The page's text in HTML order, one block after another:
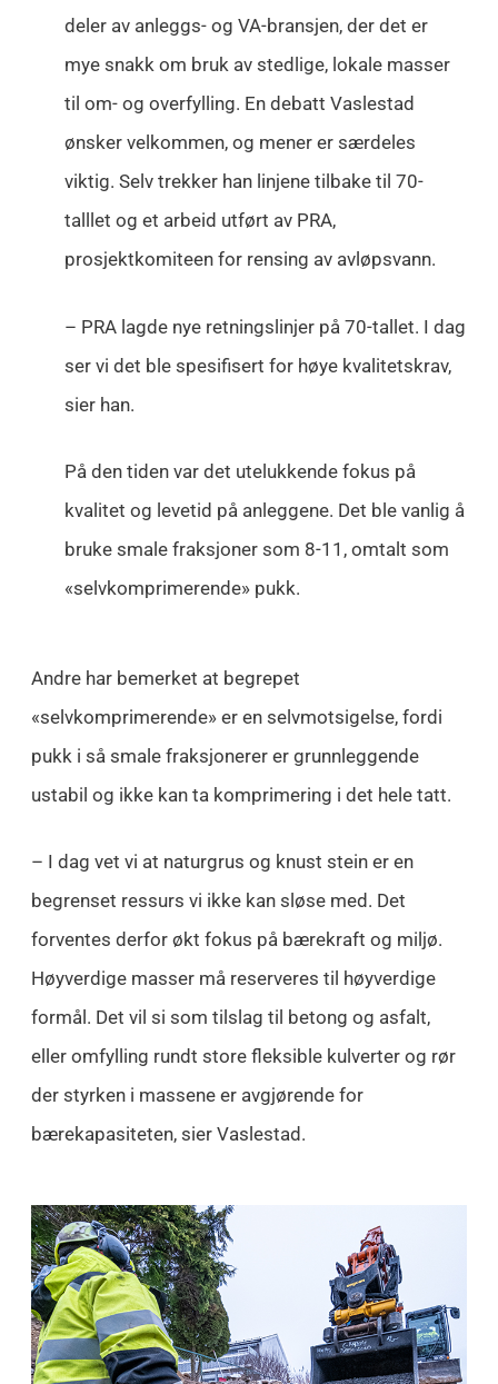
deler av anleggs- og VA-bransjen, der det er
mye snakk om bruk av stedlige, lokale masser
til om- og overfylling. En debatt Vaslestad
ønsker velkommen, og mener er særdeles
viktig. Selv trekker han linjene tilbake til 70-
talllet og et arbeid utført av PRA,
prosjektkomiteen for rensing av avløpsvann.
– PRA lagde nye retningslinjer på 70-tallet. I dag
ser vi det ble spesifisert for høye kvalitetskrav,
sier han.
På den tiden var det utelukkende fokus på
kvalitet og levetid på anleggene. Det ble vanlig å
bruke smale fraksjoner som 8-11, omtalt som
«selvkomprimerende» pukk.
Andre har bemerket at begrepet
«selvkomprimerende» er en selvmotsigelse, fordi
pukk i så smale fraksjonerer er grunnleggende
ustabil og ikke kan ta komprimering i det hele tatt.
– I dag vet vi at naturgrus og knust stein er en
begrenset ressurs vi ikke kan sløse med. Det
forventes derfor økt fokus på bærekraft og miljø.
Høyverdige masser må reserveres til høyverdige
formål. Det vil si som tilslag til betong og asfalt,
eller omfylling rundt store fleksible kulverter og rør
der styrken i massene er avgjørende for
bærekapasiteten, sier Vaslestad.